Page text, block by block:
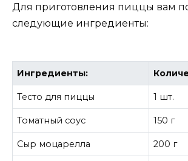
Для приготовления пиццы вам
следующие ингредиенты:
Ингредиенты:
Тесто для пиццы 1 шт.
Томатный соус 150 г
Сыр моцарелла 200 г